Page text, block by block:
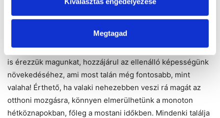
Megtagad
elkészítését is, időnk biztos van rá!
A mozgás, azon túl, hogy jobban nézünk ki tőle és jobban
is érezzük magunkat, hozzájárul az ellenálló képességünk
növekedéséhez, ami most talán még fontosabb, mint
valaha! Érthető, ha valaki nehezebben veszi rá magát az
otthoni mozgásra, könnyen elmerülhetünk a monoton
hétköznapokban, főleg a mostani időkben. Mindenki találja